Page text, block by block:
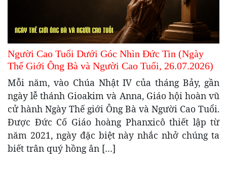
Người Cao Tuổi Dưới Góc Nhìn Đức Tin (Ngày
Thế Giới Ông Bà và Người Cao Tuổi, 26.07.2026)
Mỗi năm, vào Chúa Nhật IV của tháng Bảy, gần
ngày lễ thánh Gioakim và Anna, Giáo hội hoàn vũ
cử hành Ngày Thế giới Ông Bà và Người Cao Tuổi.
Được Đức Cố Giáo hoàng Phanxicô thiết lập từ
năm 2021, ngày đặc biệt này nhắc nhở chúng ta
biết trân quý hồng ân […]